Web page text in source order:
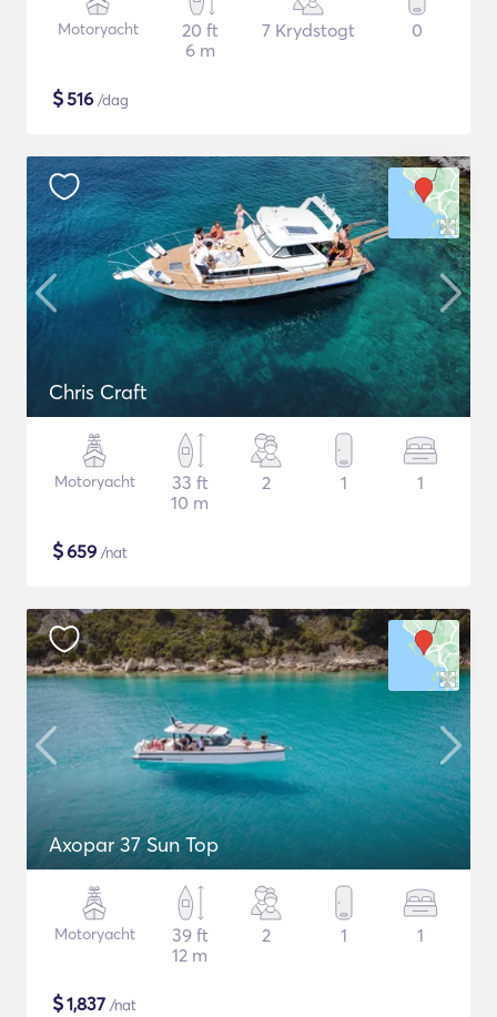
Motoryacht
20 ft
6 m
7 Krydstogt 0
$516 /dag
Chris Craft
Motoryacht
33 ft
10 m
2 1 1
$659 /nat
Axopar 37 Sun Top
Motoryacht
39 ft
12 m
2 1 1
$1,837 /nat